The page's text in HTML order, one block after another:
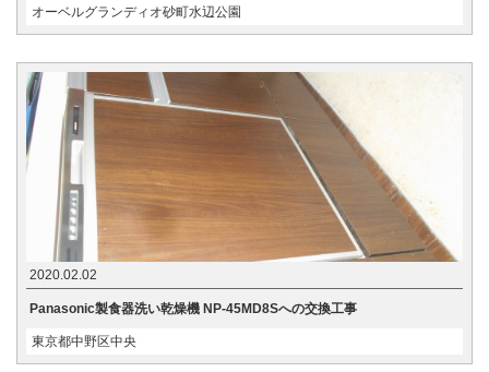
オーベルグランディオ砂町水辺公園
2020.02.02
Panasonic製食器洗い乾燥機 NP-45MD8Sへの交換工事
東京都中野区中央